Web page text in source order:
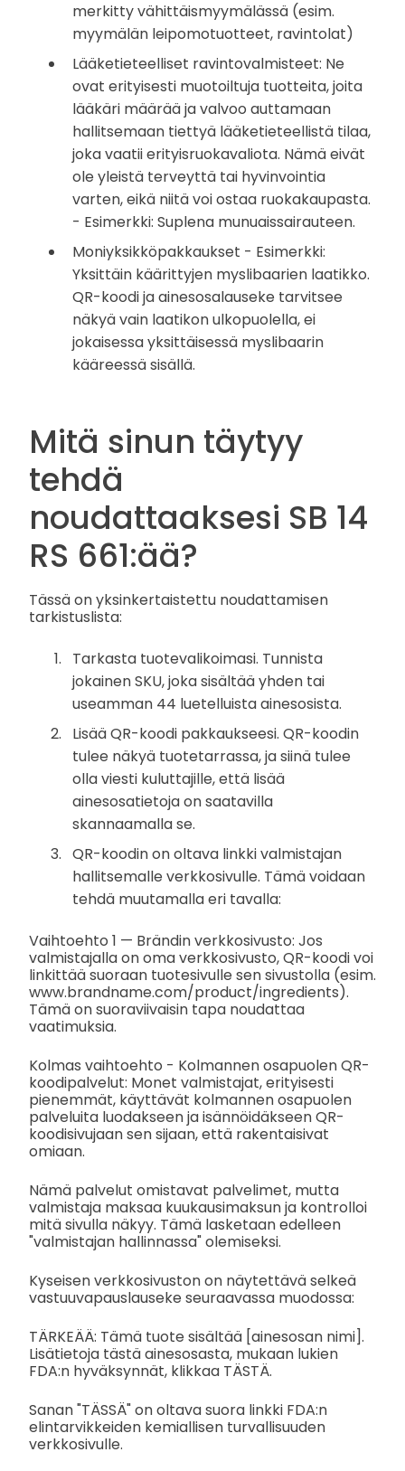
merkitty vähittäismyymälässä (esim.
myymälän leipomotuotteet, ravintolat)
Lääketieteelliset ravintovalmisteet: Ne
ovat erityisesti muotoiltuja tuotteita, joita
lääkäri määrää ja valvoo auttamaan
hallitsemaan tiettyä lääketieteellistä tilaa,
joka vaatii erityisruokavaliota. Nämä eivät
ole yleistä terveyttä tai hyvinvointia
varten, eikä niitä voi ostaa ruokakaupasta.
- Esimerkki: Suplena munuaissairauteen.
Moniyksikköpakkaukset - Esimerkki:
Yksittäin käärittyjen myslibaarien laatikko.
QR-koodi ja ainesosalauseke tarvitsee
näkyä vain laatikon ulkopuolella, ei
jokaisessa yksittäisessä myslibaarin
kääreessä sisällä.
Mitä sinun täytyy
tehdä
noudattaaksesi SB 14
RS 661:ää?
Tässä on yksinkertaistettu noudattamisen
tarkistuslista:
Tarkasta tuotevalikoimasi. Tunnista
jokainen SKU, joka sisältää yhden tai
useamman 44 luetelluista ainesosista.
Lisää QR-koodi pakkaukseesi. QR-koodin
tulee näkyä tuotetarrassa, ja siinä tulee
olla viesti kuluttajille, että lisää
ainesosatietoja on saatavilla
skannaamalla se.
QR-koodin on oltava linkki valmistajan
hallitsemalle verkkosivulle. Tämä voidaan
tehdä muutamalla eri tavalla:
Vaihtoehto 1 — Brändin verkkosivusto: Jos
valmistajalla on oma verkkosivusto, QR-koodi voi
linkittää suoraan tuotesivulle sen sivustolla (esim.
www.brandname.com/product/ingredients).
Tämä on suoraviivaisin tapa noudattaa
vaatimuksia.
Kolmas vaihtoehto - Kolmannen osapuolen QR-
koodipalvelut: Monet valmistajat, erityisesti
pienemmät, käyttävät kolmannen osapuolen
palveluita luodakseen ja isännöidäkseen QR-
koodisivujaan sen sijaan, että rakentaisivat
omiaan.
Nämä palvelut omistavat palvelimet, mutta
valmistaja maksaa kuukausimaksun ja kontrolloi
mitä sivulla näkyy. Tämä lasketaan edelleen
"valmistajan hallinnassa" olemiseksi.
Kyseisen verkkosivuston on näytettävä selkeä
vastuuvapauslauseke seuraavassa muodossa:
TÄRKEÄÄ: Tämä tuote sisältää [ainesosan nimi].
Lisätietoja tästä ainesosasta, mukaan lukien
FDA:n hyväksynnät, klikkaa TÄSTÄ.
Sanan "TÄSSÄ" on oltava suora linkki FDA:n
elintarvikkeiden kemiallisen turvallisuuden
verkkosivulle.